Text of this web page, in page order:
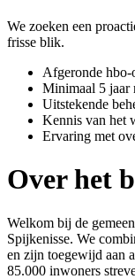
We zoeken een
frisse blik.
Afgeronde
Minimaal 5 jaar
Uitstekende
Kennis van het
Ervaring met
Over het
Welkom bij de
Spijkenisse. We
en zijn toegewijd aan
85.000 inwoners